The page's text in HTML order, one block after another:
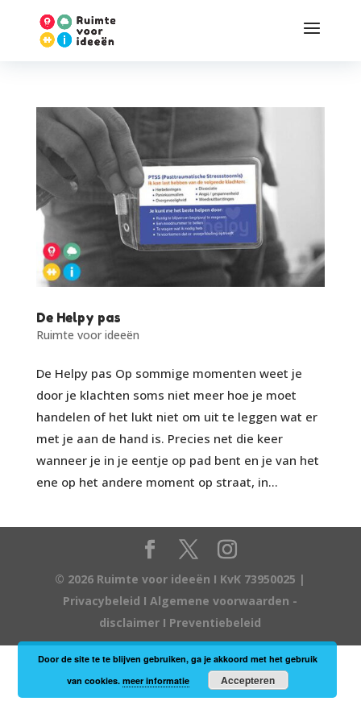
De Helpy pas
Ruimte voor ideeën
De Helpy pas Op sommige momenten weet je
door je klachten soms niet meer hoe je moet
handelen of het lukt niet om uit te leggen wat er
met je aan de hand is. Precies net die keer
wanneer je in je eentje op pad bent en je van het
ene op het andere moment op straat, in...
© 2026 Ruimte voor ideeën I KvK 73950025 |
Privacybeleid IAlgemene voorwaarden -
disclaimer I Preventiebeleid
Door de site te te blijven gebruiken, ga je akkoord met het gebruik
van cookies. meer informatie Accepteren